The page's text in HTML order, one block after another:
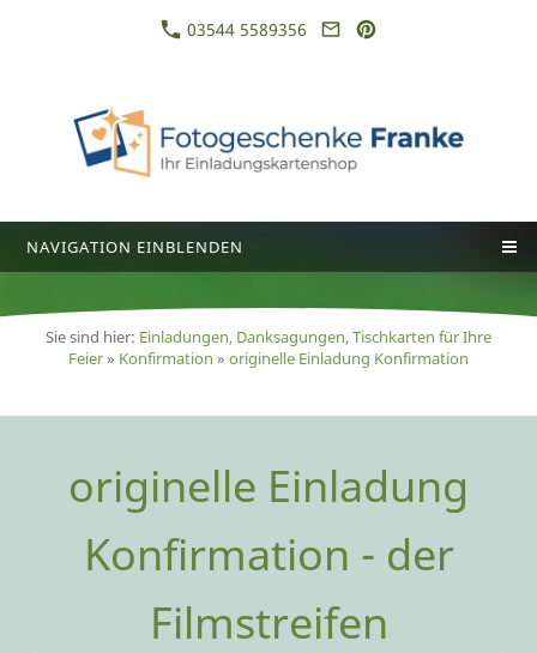
03544 5589356
NAVIGATION EINBLENDEN
Sie sind hier: Einladungen, Danksagungen, Tischkarten für Ihre
Feier» Konfirmation » originelle Einladung Konfirmation
originelle Einladung
Konfirmation - der
Filmstreifen